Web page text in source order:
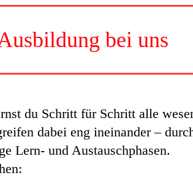
bei uns
du Schritt für Schritt alle
dabei eng ineinander –
Lern- und Austauschphasen.